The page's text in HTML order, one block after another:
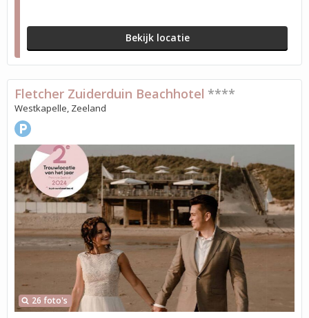
Bekijk locatie
26 foto's
Fletcher Zuiderduin Beachhotel ****
Westkapelle, Zeeland